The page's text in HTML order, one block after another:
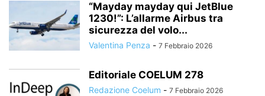
“Mayday mayday qui JetBlue
1230!”: L’allarme Airbus tra
sicurezza del volo...
Valentina Penza - 7 Febbraio 2026
Editoriale COELUM 278
Redazione Coelum - 7 Febbraio 2026